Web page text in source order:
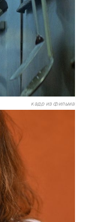
кадр из фильма